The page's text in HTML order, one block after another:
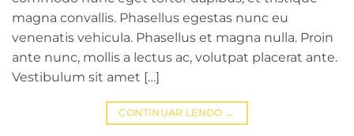
magna convallis. Phasellus egestas nunc eu
venenatis vehicula. Phasellus et magna nulla. Proin
ante nunc, mollis a lectus ac, volutpat placerat ante.
Vestibulum sit amet […]
CONTINUAR LENDO →